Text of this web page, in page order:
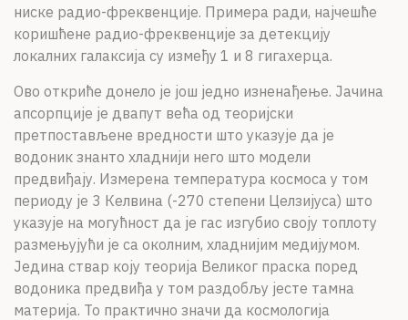
ниске радио-фреквенције. Примера ради, најчешће
коришћене радио-фреквенције за детекцију
локалних галаксија су између 1 и 8 гигахерца.
Ово откриће донело је још једно изненађење. Јачина
апсорпције је двапут већа од теоријски
претпостављене вредности што указује да је
водоник знанто хладнији него што модели
предвиђају. Измерена температура космоса у том
периоду је 3 Келвина (-270 степени Целзијуса) што
указује на могућност да је гас изгубио своју топлоту
размењујући је са околним, хладнијим медијумом.
Једина ствар коју теорија Великог праска поред
водоника предвиђа у том раздобљу јесте тамна
материја. То практично значи да космологија